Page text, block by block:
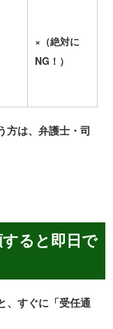
×（絶対に
NG ！）
方は、弁護士・司
ると即日で
、すぐに「受任通